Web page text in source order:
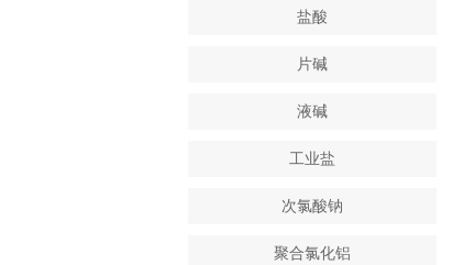
盐酸
片碱
液碱
工业盐
次氯酸钠
聚合氯化铝